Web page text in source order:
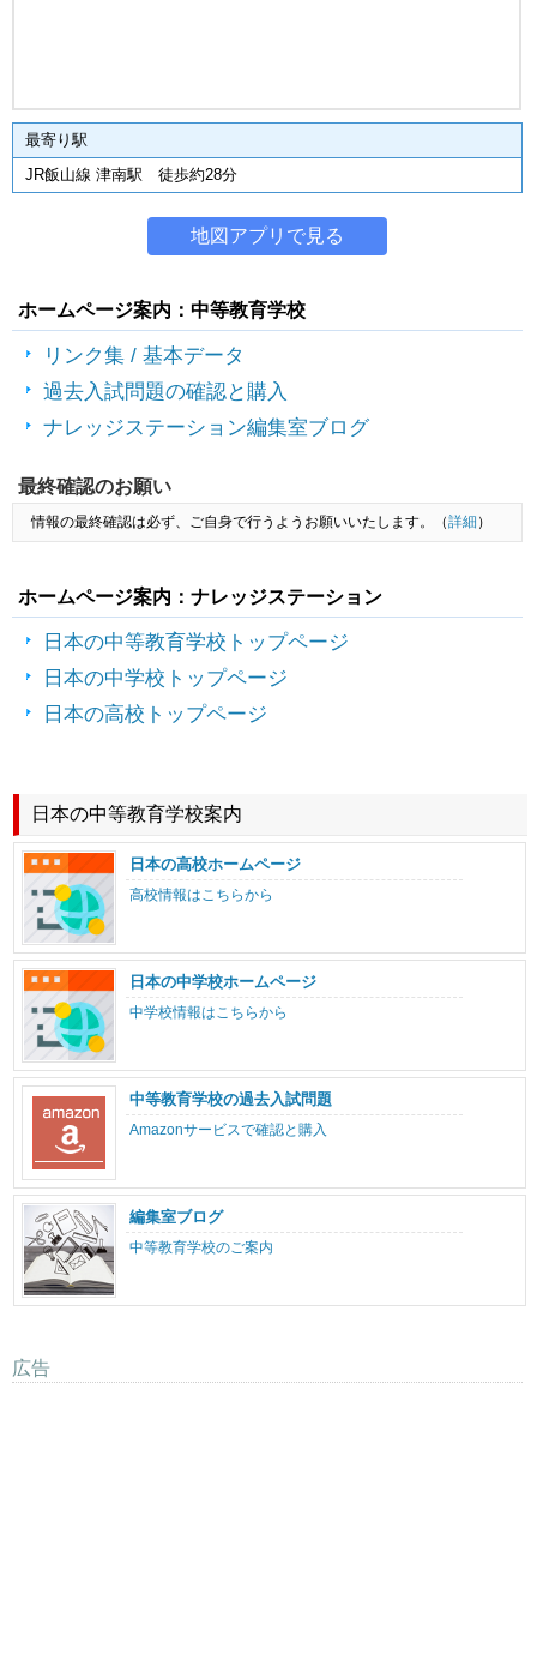
最寄り駅
JR飯山線 津南駅 徒歩約28分
地図アプリで見る
ホームページ案内：中等教育学校
リンク集 / 基本データ
過去入試問題の確認と購入
ナレッジステーション編集室ブログ
最終確認のお願い
情報の最終確認は必ず、ご自身で行うようお願いいたします。（詳細 ）
ホームページ案内：ナレッジステーション
日本の中等教育学校トップページ
日本の中学校トップページ
日本の高校トップページ
日本の中等教育学校案内
日本の高校ホームページ
高校情報はこちらから
日本の中学校ホームページ
中学校情報はこちらから
中等教育学校の過去入試問題
Amazonサービスで確認と購入
編集室ブログ
中等教育学校のご案内
広告